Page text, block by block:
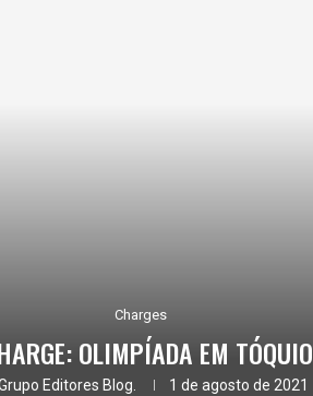
Charges
OLIMPÍADA EM TÓQUIO
Editores Blog. 1 de agosto de 2021